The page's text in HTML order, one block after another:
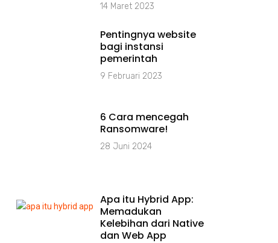
14 Maret 2023
Pentingnya website
bagi instansi
pemerintah
9 Februari 2023
6 Cara mencegah
Ransomware!
28 Juni 2024
Apa itu Hybrid App:
Memadukan
Kelebihan dari Native
dan Web App